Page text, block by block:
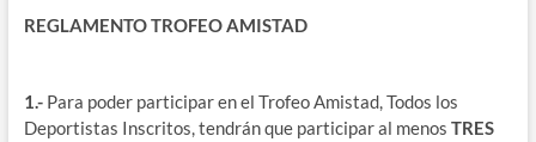
REGLAMENTO TROFEO AMISTAD
1.-Para poder participar en el Trofeo Amistad, Todos los
Deportistas Inscritos, tendrán que participar al menos TRES